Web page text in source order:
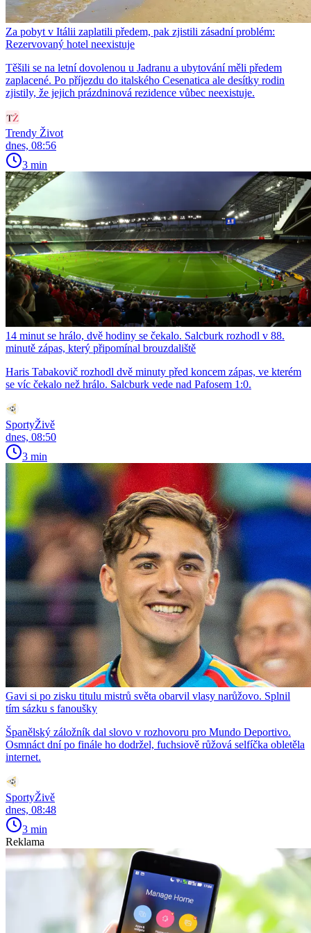
Za pobyt v Itálii zaplatili předem, pak zjistili zásadní problém:
Rezervovaný hotel neexistuje
Těšili se na letní dovolenou u Jadranu a ubytování měli předem
zaplacené. Po příjezdu do italského Cesenatica ale desítky rodin
zjistily, že jejich prázdninová rezidence vůbec neexistuje.
Trendy Život
dnes, 08:56
3 min
14 minut se hrálo, dvě hodiny se čekalo. Salcburk rozhodl v 88.
minutě zápas, který připomínal brouzdaliště
Haris Tabakovič rozhodl dvě minuty před koncem zápas, ve kterém
se víc čekalo než hrálo. Salcburk vede nad Pafosem 1:0.
SportyŽivě
dnes, 08:50
3 min
Gavi si po zisku titulu mistrů světa obarvil vlasy narůžovo. Splnil
tím sázku s fanoušky
Španělský záložník dal slovo v rozhovoru pro Mundo Deportivo.
Osmnáct dní po finále ho dodržel, fuchsiově růžová selfíčka obletěla
internet.
SportyŽivě
dnes, 08:48
3 min
Reklama